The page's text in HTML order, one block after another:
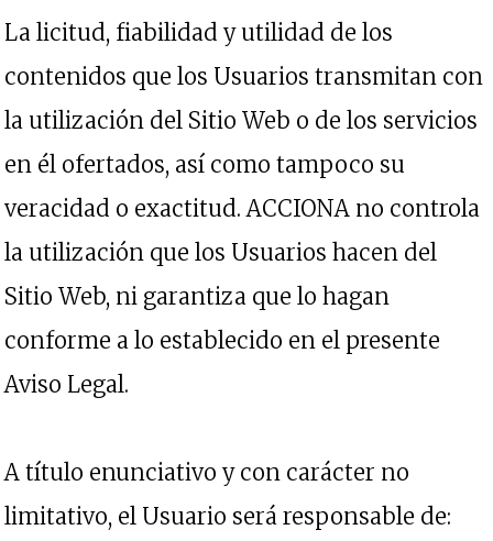
La licitud, fiabilidad y utilidad de los
contenidos que los Usuarios transmitan con
la utilización del Sitio Web o de los servicios
en él ofertados, así como tampoco su
veracidad o exactitud. ACCIONA no controla
la utilización que los Usuarios hacen del
Sitio Web, ni garantiza que lo hagan
conforme a lo establecido en el presente
Aviso Legal.
A título enunciativo y con carácter no
limitativo, el Usuario será responsable de: